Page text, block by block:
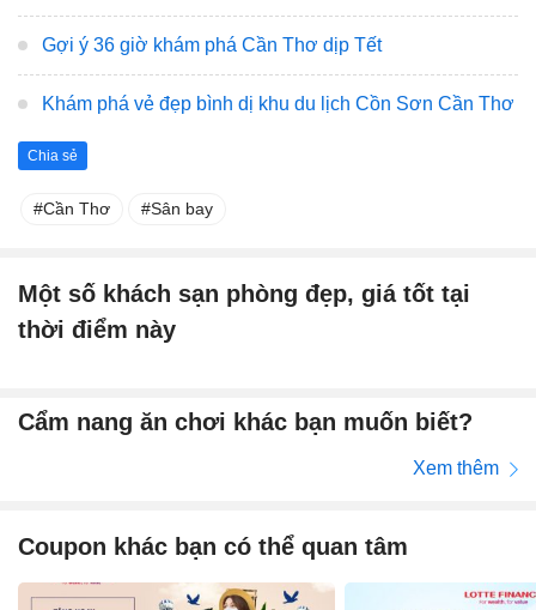
Gợi ý 36 giờ khám phá Cần Thơ dịp Tết
Khám phá vẻ đẹp bình dị khu du lịch Cồn Sơn Cần Thơ
Chia sẻ
Cần Thơ Sân bay
Một số khách sạn phòng đẹp, giá tốt tại
thời điểm này
Cẩm nang ăn chơi khác bạn muốn biết?
Xem thêm
Coupon khác bạn có thể quan tâm